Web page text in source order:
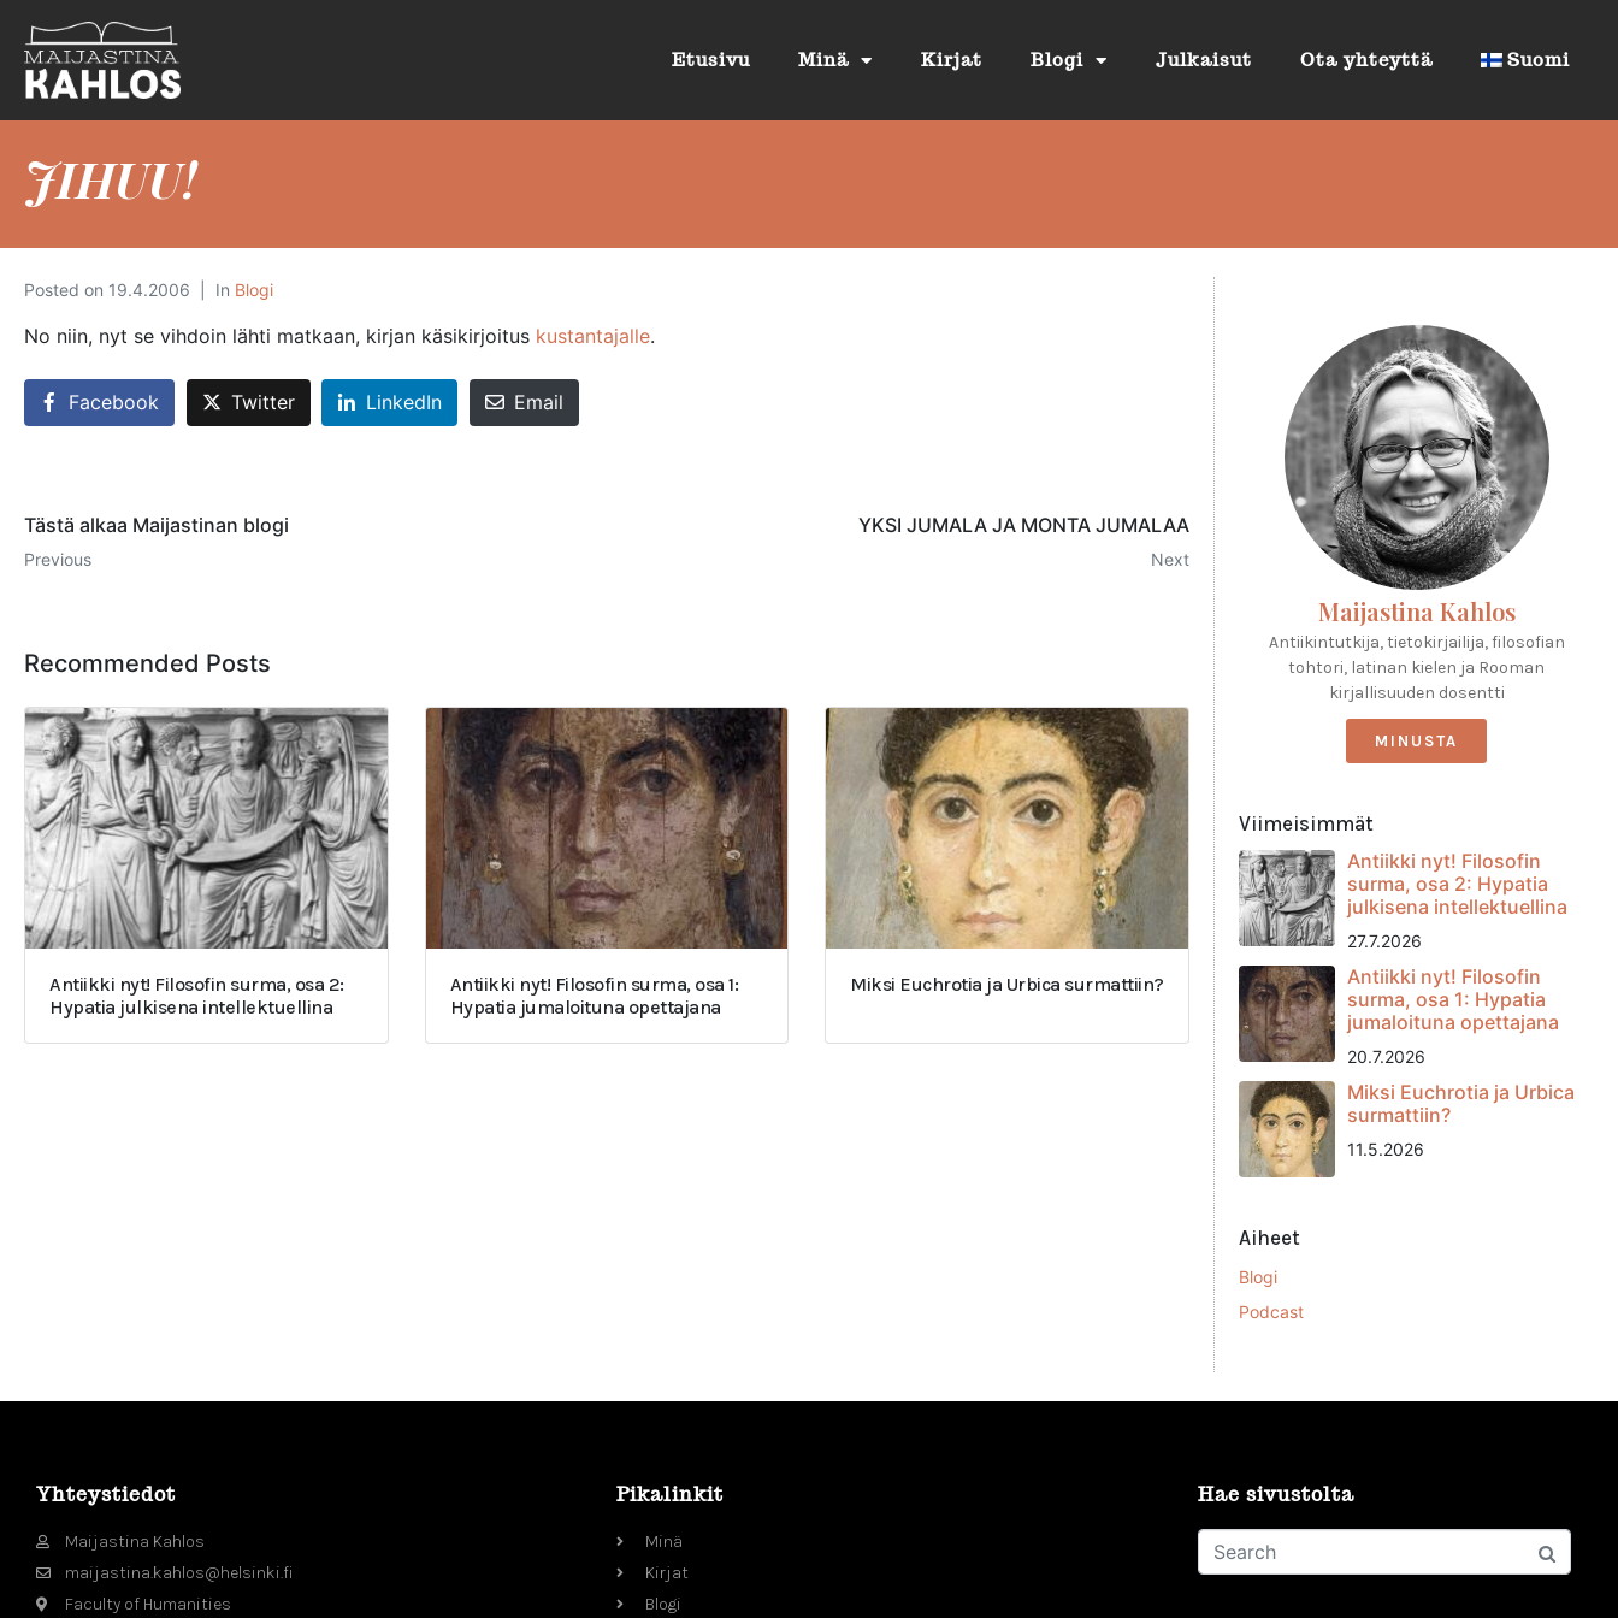
Etusivu Minä Kirjat Blogi Julkaisut Ota yhteyttä Suomi
JIHUU!
Posted on 19.4.2006 In Blogi
No niin, nyt se vihdoin lähti matkaan, kirjan käsikirjoitus kustantajalle.
Facebook Twitter LinkedIn Email
Tästä alkaa Maijastinan blogi
Previous
YKSI JUMALA JA MONTA JUMALAA
Next
Recommended Posts
Antiikki nyt! Filosofin surma, osa 2:
Hypatia julkisena intellektuellina
Antiikki nyt! Filosofin surma, osa 1:
Hypatia jumaloituna opettajana
Miksi Euchrotia ja Urbica surmattiin?
Maijastina Kahlos
Antiikintutkija, tietokirjailija, filosofian
tohtori, latinan kielen ja Rooman
kirjallisuuden dosentti
MINUSTA
Viimeisimmät
Antiikki nyt! Filosofin
surma, osa 2: Hypatia
julkisena intellektuellina
27.7.2026
Antiikki nyt! Filosofin
surma, osa 1: Hypatia
jumaloituna opettajana
20.7.2026
Miksi Euchrotia ja Urbica
surmattiin?
11.5.2026
Aiheet
Blogi
Podcast
Yhteystiedot
Maijastina Kahlos
maijastina.kahlos@helsinki.fi
Faculty of Humanities
Pikalinkit
Minä
Kirjat
Blogi
Hae sivustolta